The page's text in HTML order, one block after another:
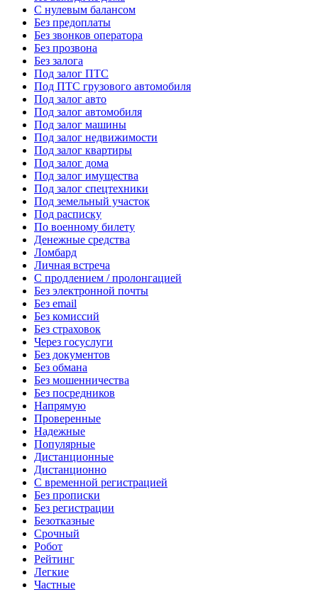
С нулевым балансом
Без предоплаты
Без звонков оператора
Без прозвона
Без залога
Под залог ПТС
Под ПТС грузового автомобиля
Под залог авто
Под залог автомобиля
Под залог машины
Под залог недвижимости
Под залог квартиры
Под залог дома
Под залог имущества
Под залог спецтехники
Под земельный участок
Под расписку
По военному билету
Денежные средства
Ломбард
Личная встреча
С продлением / пролонгацией
Без электронной почты
Без email
Без комиссий
Без страховок
Через госуслуги
Без документов
Без обмана
Без мошенничества
Без посредников
Напрямую
Проверенные
Надежные
Популярные
Дистанционные
Дистанционно
С временной регистрацией
Без прописки
Без регистрации
Безотказные
Срочный
Робот
Рейтинг
Легкие
Частные